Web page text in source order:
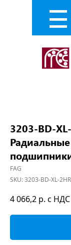
3203-BD-
FAG
SKU:3203-BD-XL-
4 066,2 р. с НДС